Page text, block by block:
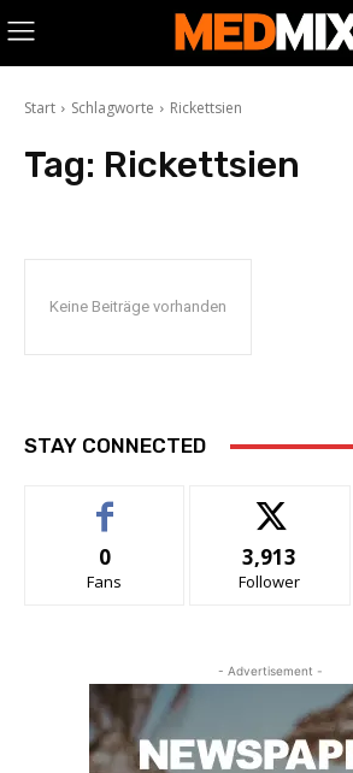
Start Schlagworte Rickettsien
Tag: Rickettsien
Keine Beiträge vorhanden
STAY CONNECTED
0
Fans
3,913
Follower
- Advertisement -